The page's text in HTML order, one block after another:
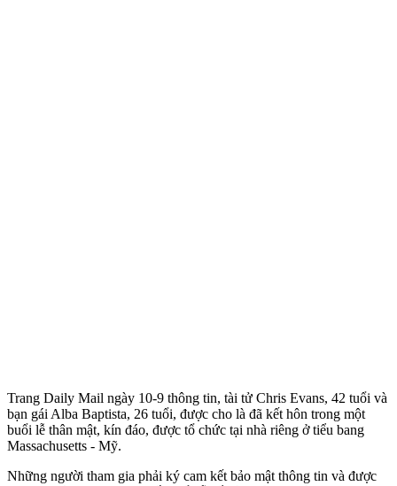
Trang Daily Mail ngày 10-9 thông tin, tài tử Chris Evans, 42 tuổi và
bạn gái Alba Baptista, 26 tuổi, được cho là đã kết hôn trong một
buổi lễ thân mật, kín đáo, được tổ chức tại nhà riêng ở tiểu bang
Massachusetts - Mỹ.
Những người tham gia phải ký cam kết bảo mật thông tin và được